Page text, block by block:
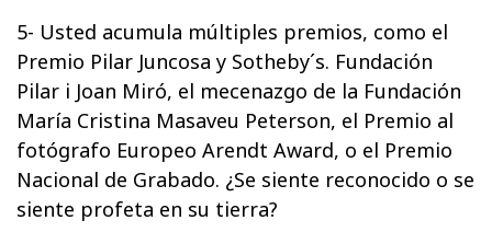
5- Usted acumula múltiples premios, como el
Premio Pilar Juncosa y Sotheby´s. Fundación
Pilar i Joan Miró, el mecenazgo de la Fundación
María Cristina Masaveu Peterson, el Premio al
fotógrafo Europeo Arendt Award, o el Premio
Nacional de Grabado. ¿Se siente reconocido o se
siente profeta en su tierra?